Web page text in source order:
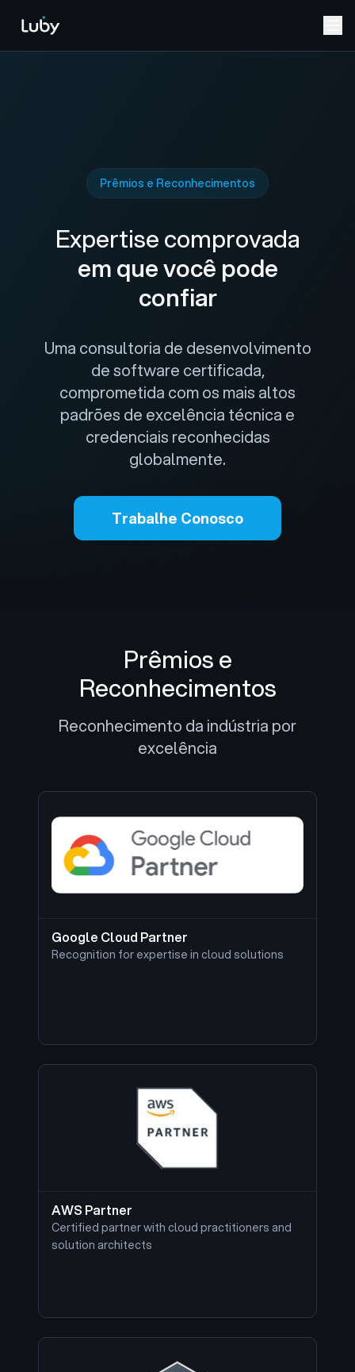
Prêmios e Reconhecimentos
Expertise comprovada
em que você pode
confiar
Uma consultoria de desenvolvimento
de software certificada,
comprometida com os mais altos
padrões de excelência técnica e
credenciais reconhecidas
globalmente.
Trabalhe Conosco
Prêmios e
Reconhecimentos
Reconhecimento da indústria por
excelência
Google Cloud Partner
Recognition for expertise in cloud solutions
AWS Partner
Certified partner with cloud practitioners and
solution architects